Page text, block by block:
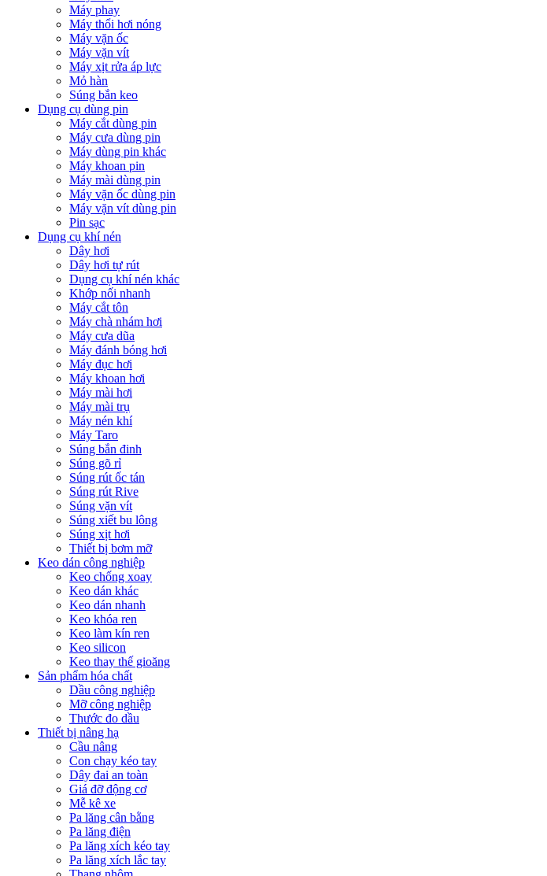
Máy phay
Máy thổi hơi nóng
Máy vặn ốc
Máy vặn vít
Máy xịt rửa áp lực
Mỏ hàn
Súng bắn keo
Dụng cụ dùng pin
Máy cắt dùng pin
Máy cưa dùng pin
Máy dùng pin khác
Máy khoan pin
Máy mài dùng pin
Máy vặn ốc dùng pin
Máy vặn vít dùng pin
Pin sạc
Dụng cụ khí nén
Dây hơi
Dây hơi tự rút
Dụng cụ khí nén khác
Khớp nối nhanh
Máy cắt tôn
Máy chà nhám hơi
Máy cưa dũa
Máy đánh bóng hơi
Máy đục hơi
Máy khoan hơi
Máy mài hơi
Máy mài trụ
Máy nén khí
Máy Taro
Súng bắn đinh
Súng gõ rỉ
Súng rút ốc tán
Súng rút Rive
Súng vặn vít
Súng xiết bu lông
Súng xịt hơi
Thiết bị bơm mỡ
Keo dán công nghiệp
Keo chống xoay
Keo dán khác
Keo dán nhanh
Keo khóa ren
Keo làm kín ren
Keo silicon
Keo thay thế gioăng
Sản phẩm hóa chất
Dầu công nghiệp
Mỡ công nghiệp
Thước đo dầu
Thiết bị nâng hạ
Cầu nâng
Con chạy kéo tay
Dây đai an toàn
Giá đỡ động cơ
Mễ kê xe
Pa lăng cân bằng
Pa lăng điện
Pa lăng xích kéo tay
Pa lăng xích lắc tay